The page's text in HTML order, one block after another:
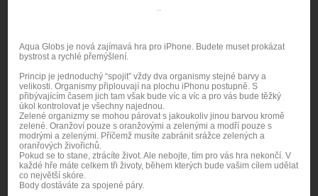
¨
Aqua Globs je nová zajímavá hra pro iPhone. Budete muset prokázat
bystrost a rychlé přemýšlení.
Princip je jednoduchý “spojit” vždy dva organismy stejné barvy a
velikosti. Organismy připlouvají na plochu iPhonu postupně. S
přibývajícím časem jich tam však bude víc a víc a pro vás bude těžký
úkol kontrolovat je všechny najednou.
Zelené organizmy se mohou párovat s jakoukoliv jinou barvou kromě
zelené. Oranžoví pouze s oranžovými a zelenými a modří pouze s
modrými a zelenými. Příčemž musíte zabránit srážce zelených a
oranřových živořichů.
Pokud se to stane, ztrácíte život. Ale nebojte, tím pro vás hra nekončí. V
každé hře máte celkem tři životy, během kterých bude vašim cílem udělat
co největší skóre.
Body dostáváte za spojené páry.